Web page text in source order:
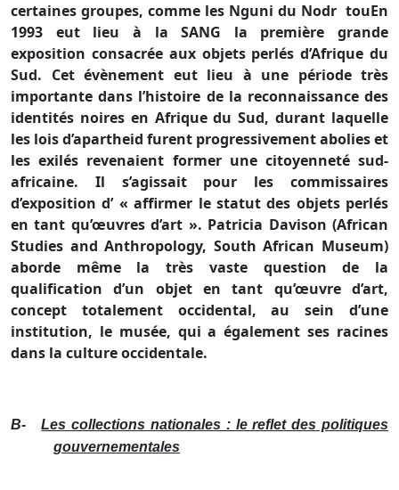
certaines groupes, comme les Nguni du Nodr touEn
1993 eut lieu à la SANG la première grande
exposition consacrée aux objets perlés d’Afrique du
Sud. Cet évènement eut lieu à une période très
importante dans l’histoire de la reconnaissance des
identités noires en Afrique du Sud, durant laquelle
les lois d’apartheid furent progressivement abolies et
les exilés revenaient former une citoyenneté sud-
africaine. Il s’agissait pour les commissaires
d’exposition d’ « affirmer le statut des objets perlés
en tant qu’œuvres d’art ». Patricia Davison (African
Studies and Anthropology, South African Museum)
aborde même la très vaste question de la
qualification d’un objet en tant qu’œuvre d’art,
concept totalement occidental, au sein d’une
institution, le musée, qui a également ses racines
dans la culture occidentale.
B-
Les collections nationales : le reflet des politiques
gouvernementales